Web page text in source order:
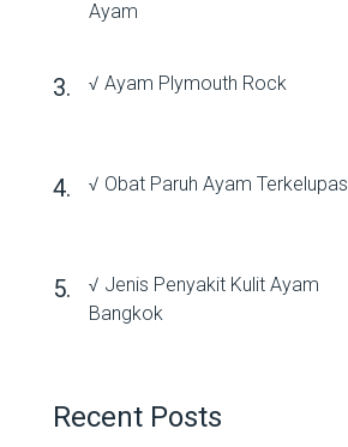
Ayam
√ Ayam Plymouth Rock
√ Obat Paruh Ayam Terkelupas
√ Jenis Penyakit Kulit Ayam
Bangkok
Recent Posts